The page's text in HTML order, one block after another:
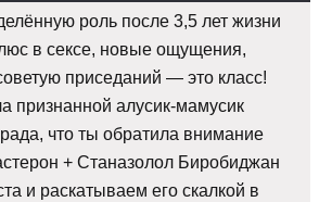
роль после 3,5 лет жизни
в сексе, новые ощущения,
приседаний — это класс!
признанной алусик-мамусик
что ты обратила внимание
+ Станазолол Биробиджан
и раскатываем его скалкой в